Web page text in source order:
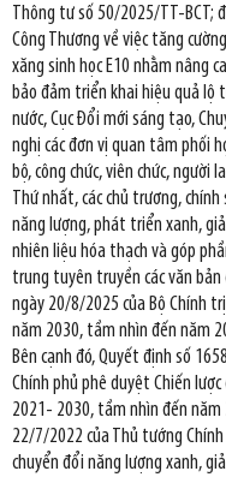
Thông tư số 50/2025/TT-BCT;
Công Thương về việc tăng
xăng sinh học E10 nhằm nâng
bảo đảm triển khai hiệu quả lộ
nước, Cục Đổi mới sáng tạo,
nghị các đơn vị quan tâm phối
bộ, công chức, viên chức, người
Thứ nhất, các chủ trương, chính
năng lượng, phát triển xanh,
nhiên liệu hóa thạch và góp
trung tuyên truyền các văn
ngày 20/8/2025 của Bộ Chính
năm 2030, tầm nhìn đến năm
Bên cạnh đó, Quyết định số
Chính phủ phê duyệt Chiến
2021- 2030, tầm nhìn đến
22/7/2022 của Thủ tướng
chuyển đổi năng lượng xanh,